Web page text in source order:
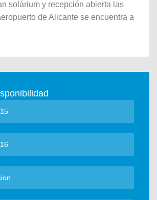
solárium y recepción abierta las
de Alicante se encuentra a